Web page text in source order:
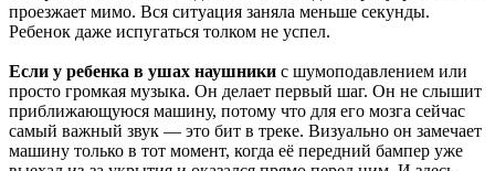
проезжает мимо. Вся ситуация заняла меньше секунды.
Ребенок даже испугаться толком не успел.
Если у ребенка в ушах наушники с шумоподавлением или
просто громкая музыка. Он делает первый шаг. Он не слышит
приближающуюся машину, потому что для его мозга сейчас
самый важный звук — это бит в треке. Визуально он замечает
машину только в тот момент, когда её передний бампер уже